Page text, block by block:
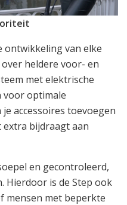
ontwikkeling van elke
heldere voor- en
met elektrische
optimale
accessoires toevoegen
extra bijdraagt aan
en gecontroleerd,
Hierdoor is de Step ook
mensen met beperkte